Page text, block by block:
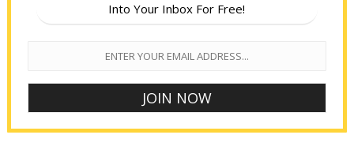
Into Your Inbox For Free!